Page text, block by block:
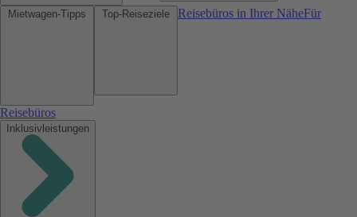
Reisebüros in Ihrer NäheFür
Reisebüros
Inklusivleistungen